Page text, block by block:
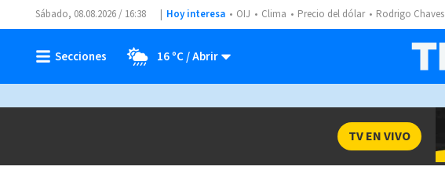
Sábado, 08.08.2026 / 16:38 Hoy interesa OIJ Clima Precio del dólar Rodrigo Chaves
16 ºC
TV EN VIVO